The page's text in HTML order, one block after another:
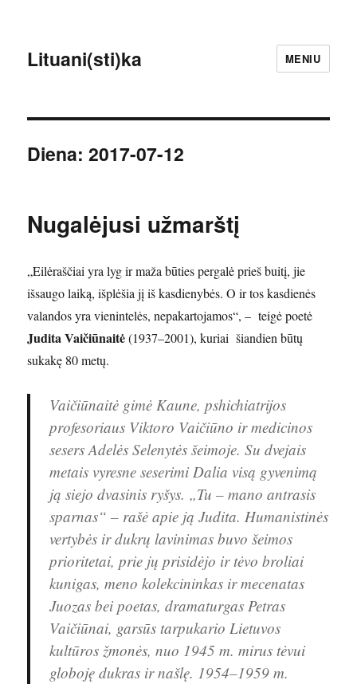
Lituani(sti)ka MENIU
Diena:2017-07-12
Nugalėjusi užmarštį
„Eilėraščiai yra lyg ir maža būties pergalė prieš buitį, jie
išsaugo laiką, išplėšia jį iš kasdienybės. O ir tos kasdienės
valandos yra vienintelės, nepakartojamos“, – teigė poetė
Judita Vaičiūnaitė(1937–2001), kuriai šiandien būtų
sukakę 80 metų.
Vaičiūnaitė gimė Kaune, pshichiatrijos
profesoriaus Viktoro Vaičiūno ir medicinos
sesers Adelės Selenytės šeimoje. Su dvejais
metais vyresne seserimi Dalia visą gyvenimą
ją siejo dvasinis ryšys. „Tu – mano antrasis
sparnas“ – rašė apie ją Judita. Humanistinės
vertybės ir dukrų lavinimas buvo šeimos
prioritetai, prie jų prisidėjo ir tėvo broliai
kunigas, meno kolekcininkas ir mecenatas
Juozas bei poetas, dramaturgas Petras
Vaičiūnai, garsūs tarpukario Lietuvos
kultūros žmonės, nuo 1945 m. mirus tėvui
globoję dukras ir našlę. 1954–1959 m.